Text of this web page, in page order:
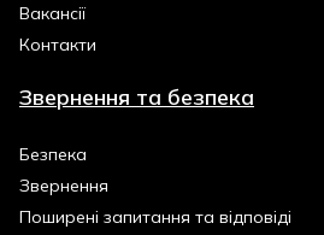
Вакансії
Контакти
Звернення та безпека
Безпека
Звернення
Поширені запитання та відповіді